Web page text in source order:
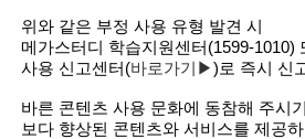
위와 같은 부정 사용 유형 발견 시
메가스터디 학습지원센터(1599-1010)
사용 신고센터(바로가기▶)로 즉시 신
바른 콘텐츠 사용 문화에 동참해 주시
보다 향상된 콘텐츠와 서비스를 제공